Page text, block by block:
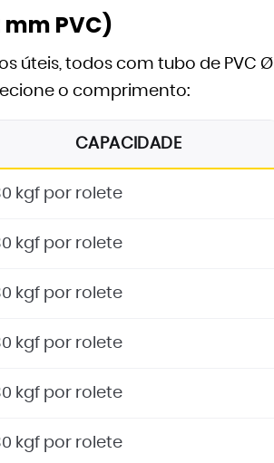
PVC)
úteis, todos com tubo de PVC Ø
o comprimento:
CAPACIDADE
kgf por rolete
kgf por rolete
kgf por rolete
kgf por rolete
kgf por rolete
kgf por rolete